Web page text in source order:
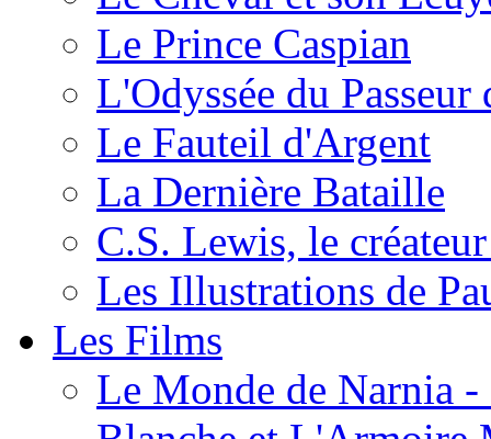
Le Prince Caspian
L'Odyssée du
Le Fauteil d'Argent
La Dernière Bataille
C.S. Lewis, le
Les Illustrations de
Les Films
Le Monde de Narnia